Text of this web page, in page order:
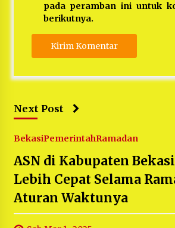
pada peramban ini untuk
berikutnya.
Next Post
BekasiPemerintahRamadan
ASN di Kabupaten
Lebih Cepat Selama
Aturan Waktunya